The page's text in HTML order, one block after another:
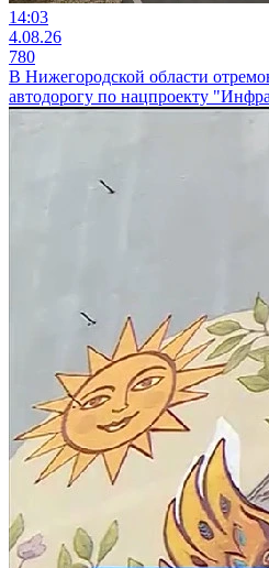
14:03
4.08.26
780
В Нижегородской области
автодорогу по нацпроекту